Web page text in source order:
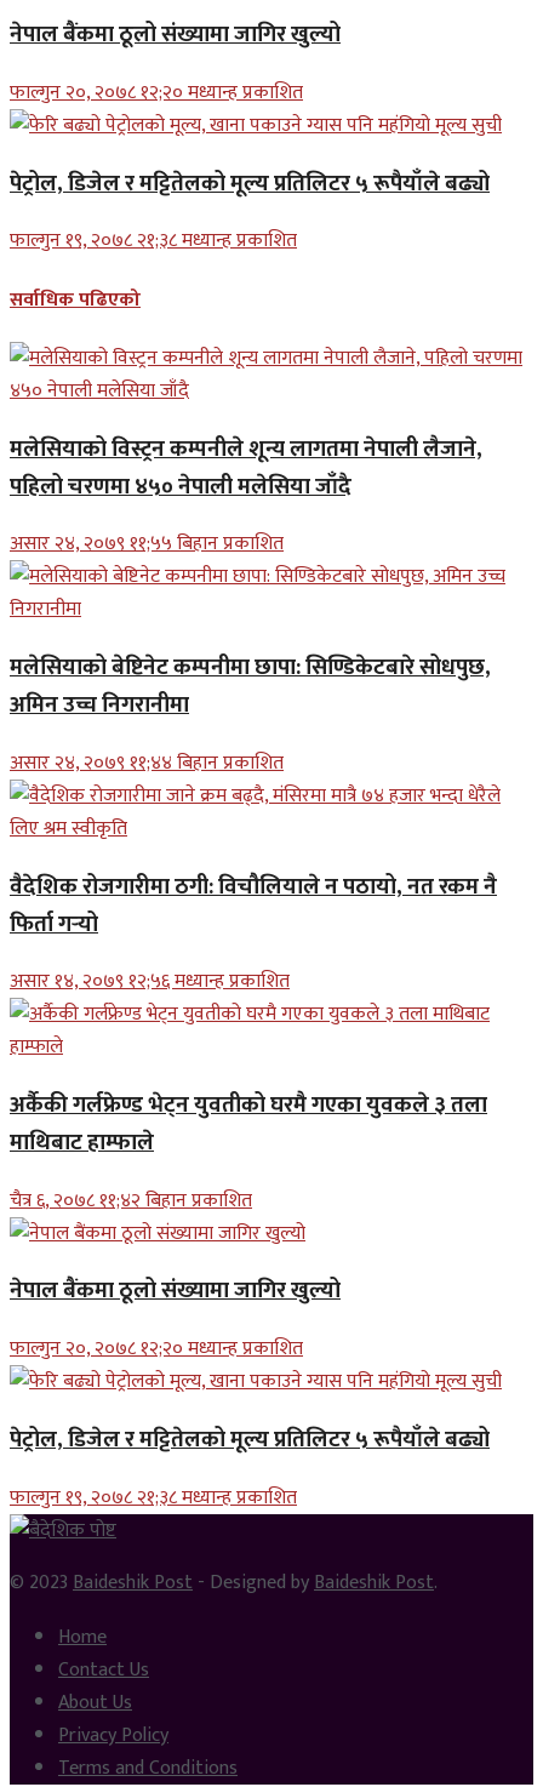
नेपाल बैंकमा ठूलो संख्यामा जागिर खुल्यो
फाल्गुन २०, २०७८ १२;२० मध्यान्ह प्रकाशित
पेट्रोल, डिजेल र मट्टितेलको मूल्य प्रतिलिटर ५ रूपैयाँले बढ्यो
फाल्गुन १९, २०७८ २१;३८ मध्यान्ह प्रकाशित
सर्वाधिक पढिएको
मलेसियाको विस्ट्रन कम्पनीले शून्य लागतमा नेपाली लैजाने,
पहिलो चरणमा ४५० नेपाली मलेसिया जाँदै
असार २४, २०७९ ११;५५ बिहान प्रकाशित
मलेसियाको बेष्टिनेट कम्पनीमा छापा: सिण्डिकेटबारे सोधपुछ,
अमिन उच्च निगरानीमा
असार २४, २०७९ ११;४४ बिहान प्रकाशित
वैदेशिक रोजगारीमा ठगी: विचौलियाले न पठायो, नत रकम नै
फिर्ता गर्‍यो
असार १४, २०७९ १२;५६ मध्यान्ह प्रकाशित
अर्कैकी गर्लफ्रेण्ड भेट्न युवतीको घरमै गएका युवकले ३ तला
माथिबाट हाम्फाले
चैत्र ६, २०७८ ११;४२ बिहान प्रकाशित
नेपाल बैंकमा ठूलो संख्यामा जागिर खुल्यो
फाल्गुन २०, २०७८ १२;२० मध्यान्ह प्रकाशित
पेट्रोल, डिजेल र मट्टितेलको मूल्य प्रतिलिटर ५ रूपैयाँले बढ्यो
फाल्गुन १९, २०७८ २१;३८ मध्यान्ह प्रकाशित
© 2023Baideshik Post- Designed byBaideshik Post.
Home
Contact Us
About Us
Privacy Policy
Terms and Conditions